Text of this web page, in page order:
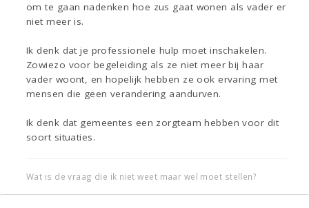
om te gaan nadenken hoe zus gaat wonen als vader er
niet meer is.
Ik denk dat je professionele hulp moet inschakelen.
Zowiezo voor begeleiding als ze niet meer bij haar
vader woont, en hopelijk hebben ze ook ervaring met
mensen die geen verandering aandurven.
Ik denk dat gemeentes een zorgteam hebben voor dit
soort situaties.
Wat is de vraag die ik niet weet maar wel moet stellen?